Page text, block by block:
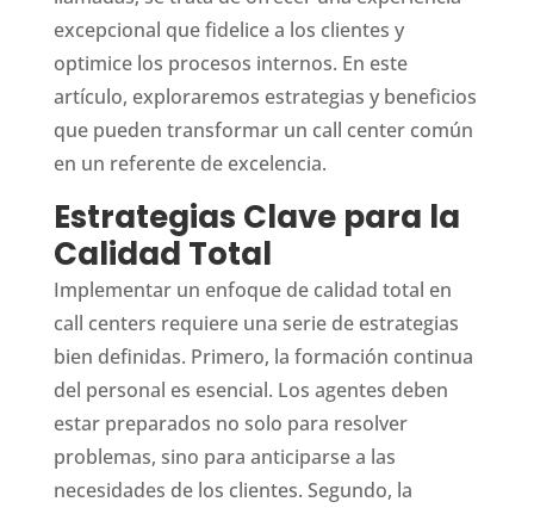
excepcional que fidelice a los clientes y
optimice los procesos internos. En este
artículo, exploraremos estrategias y beneficios
que pueden transformar un call center común
en un referente de excelencia.
Estrategias Clave para la
Calidad Total
Implementar un enfoque de calidad total en
call centers requiere una serie de estrategias
bien definidas. Primero, la formación continua
del personal es esencial. Los agentes deben
estar preparados no solo para resolver
problemas, sino para anticiparse a las
necesidades de los clientes. Segundo, la